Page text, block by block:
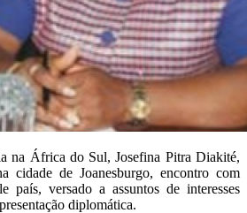
na África do Sul, Josefina Pitra Diakité,
cidade de Joanesburgo, encontro com
país, versado a assuntos de interesses
diplomática.